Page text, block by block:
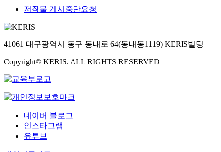
저작물 게시중단요청
41061 대구광역시 동구 동내로 64(동내동1119) KERIS빌딩
Copyright© KERIS. ALL RIGHTS RESERVED
네이버 블로그
인스타그램
유튜브